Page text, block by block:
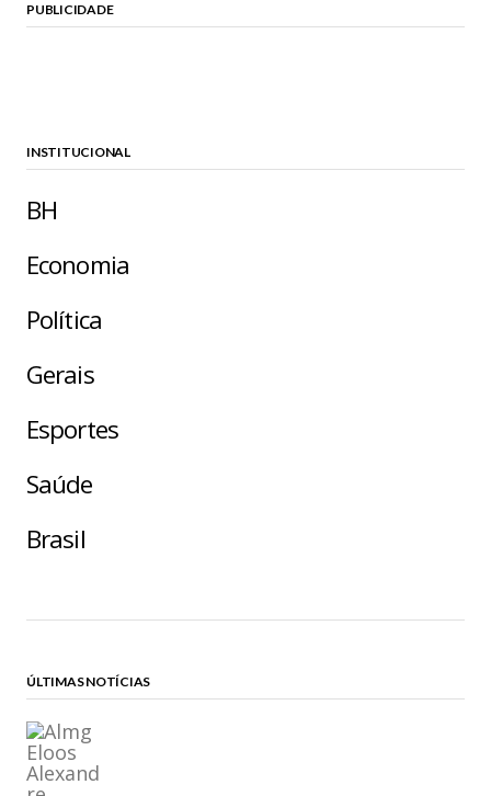
PUBLICIDADE
INSTITUCIONAL
BH
Economia
Política
Gerais
Esportes
Saúde
Brasil
ÚLTIMAS NOTÍCIAS